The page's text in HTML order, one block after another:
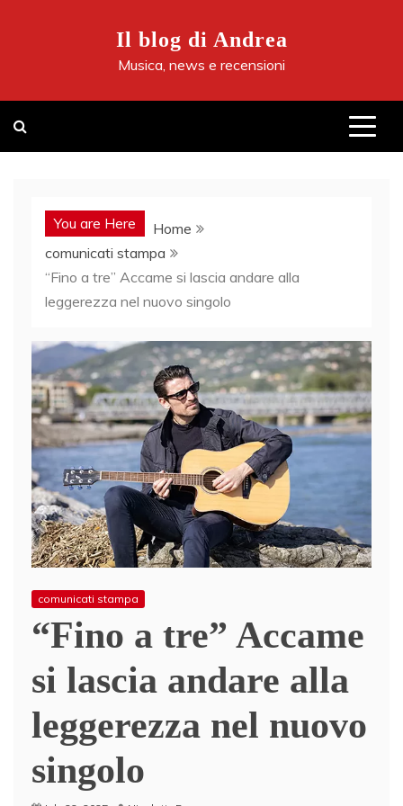
Il blog di Andrea
Musica, news e recensioni
You are Here
Home
comunicati stampa
“Fino a tre” Accame si lascia andare alla
leggerezza nel nuovo singolo
comunicati stampa
“Fino a tre” Accame
si lascia andare alla
leggerezza nel nuovo
singolo